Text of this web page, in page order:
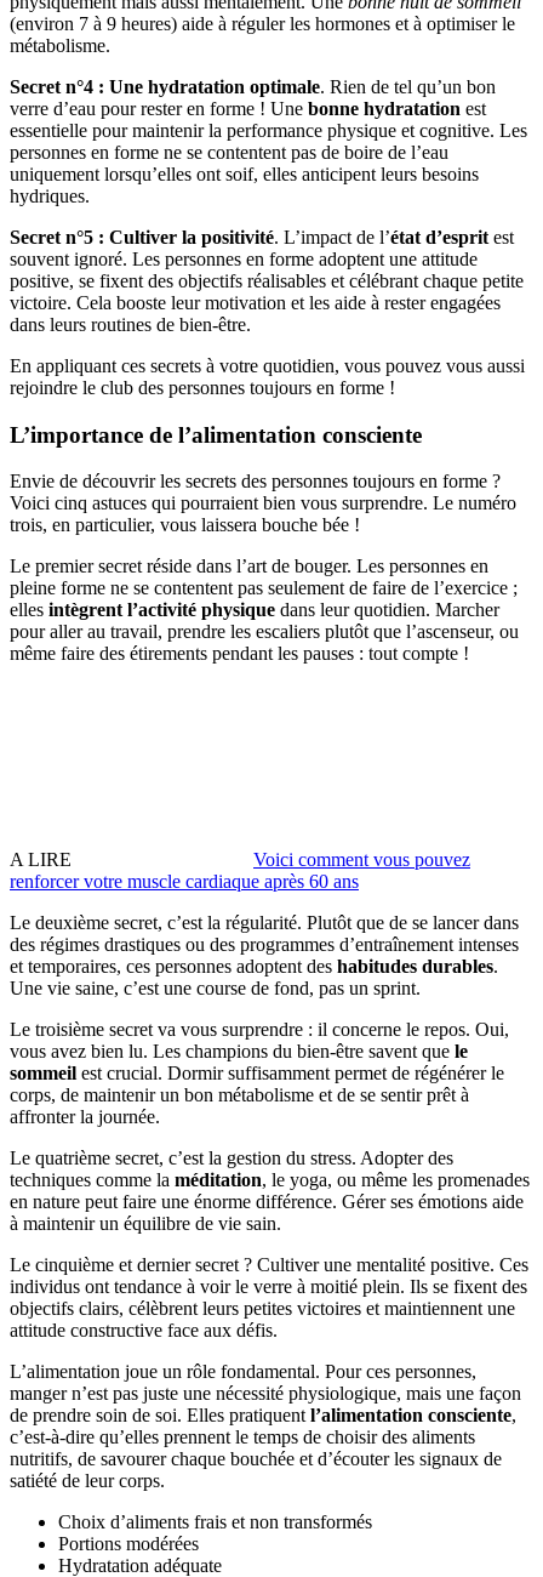
(environ 7 à 9 heures) aide à réguler les hormones et à optimiser le
métabolisme.
Secret n°4 : Une hydratation optimale. Rien de tel qu’un bon
verre d’eau pour rester en forme ! Une bonne hydratation est
essentielle pour maintenir la performance physique et cognitive. Les
personnes en forme ne se contentent pas de boire de l’eau
uniquement lorsqu’elles ont soif, elles anticipent leurs besoins
hydriques.
Secret n°5 : Cultiver la positivité. L’impact de l’état d’esprit est
souvent ignoré. Les personnes en forme adoptent une attitude
positive, se fixent des objectifs réalisables et célébrant chaque petite
victoire. Cela booste leur motivation et les aide à rester engagées
dans leurs routines de bien-être.
En appliquant ces secrets à votre quotidien, vous pouvez vous aussi
rejoindre le club des personnes toujours en forme !
L’importance de l’alimentation consciente
Envie de découvrir les secrets des personnes toujours en forme ?
Voici cinq astuces qui pourraient bien vous surprendre. Le numéro
trois, en particulier, vous laissera bouche bée !
Le premier secret réside dans l’art de bouger. Les personnes en
pleine forme ne se contentent pas seulement de faire de l’exercice ;
elles intègrent l’activité physique dans leur quotidien. Marcher
pour aller au travail, prendre les escaliers plutôt que l’ascenseur, ou
même faire des étirements pendant les pauses : tout compte !
A LIRE
Voici comment vous pouvez
renforcer votre muscle cardiaque après 60 ans
Le deuxième secret, c’est la régularité. Plutôt que de se lancer dans
des régimes drastiques ou des programmes d’entraînement intenses
et temporaires, ces personnes adoptent des habitudes durables.
Une vie saine, c’est une course de fond, pas un sprint.
Le troisième secret va vous surprendre : il concerne le repos. Oui,
vous avez bien lu. Les champions du bien-être savent que le
sommeil est crucial. Dormir suffisamment permet de régénérer le
corps, de maintenir un bon métabolisme et de se sentir prêt à
affronter la journée.
Le quatrième secret, c’est la gestion du stress. Adopter des
techniques comme la méditation, le yoga, ou même les promenades
en nature peut faire une énorme différence. Gérer ses émotions aide
à maintenir un équilibre de vie sain.
Le cinquième et dernier secret ? Cultiver une mentalité positive. Ces
individus ont tendance à voir le verre à moitié plein. Ils se fixent des
objectifs clairs, célèbrent leurs petites victoires et maintiennent une
attitude constructive face aux défis.
L’alimentation joue un rôle fondamental. Pour ces personnes,
manger n’est pas juste une nécessité physiologique, mais une façon
de prendre soin de soi. Elles pratiquent l’alimentation consciente,
c’est-à-dire qu’elles prennent le temps de choisir des aliments
nutritifs, de savourer chaque bouchée et d’écouter les signaux de
satiété de leur corps.
Choix d’aliments frais et non transformés
Portions modérées
Hydratation adéquate